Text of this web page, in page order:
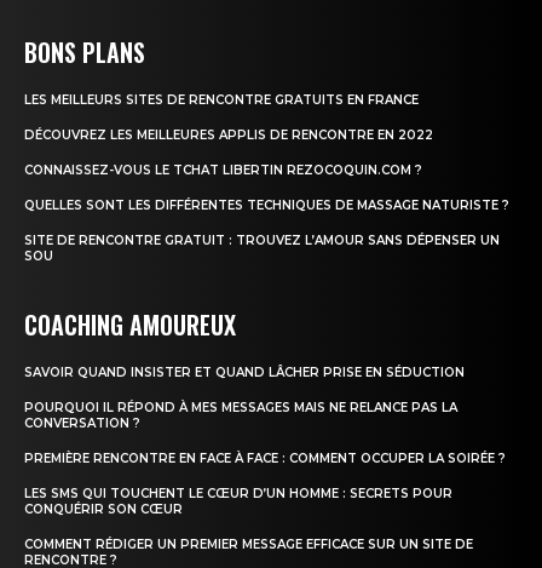
BONS PLANS
LES MEILLEURS SITES DE RENCONTRE GRATUITS EN FRANCE
DÉCOUVREZ LES MEILLEURES APPLIS DE RENCONTRE EN 2022
CONNAISSEZ-VOUS LE TCHAT LIBERTIN REZOCOQUIN.COM ?
QUELLES SONT LES DIFFÉRENTES TECHNIQUES DE MASSAGE NATURISTE ?
SITE DE RENCONTRE GRATUIT : TROUVEZ L’AMOUR SANS DÉPENSER UN
SOU
COACHING AMOUREUX
SAVOIR QUAND INSISTER ET QUAND LÂCHER PRISE EN SÉDUCTION
POURQUOI IL RÉPOND À MES MESSAGES MAIS NE RELANCE PAS LA
CONVERSATION ?
PREMIÈRE RENCONTRE EN FACE À FACE : COMMENT OCCUPER LA SOIRÉE ?
LES SMS QUI TOUCHENT LE CŒUR D’UN HOMME : SECRETS POUR
CONQUÉRIR SON CŒUR
COMMENT RÉDIGER UN PREMIER MESSAGE EFFICACE SUR UN SITE DE
RENCONTRE ?